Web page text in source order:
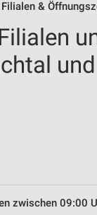
&
zwischen 09:00